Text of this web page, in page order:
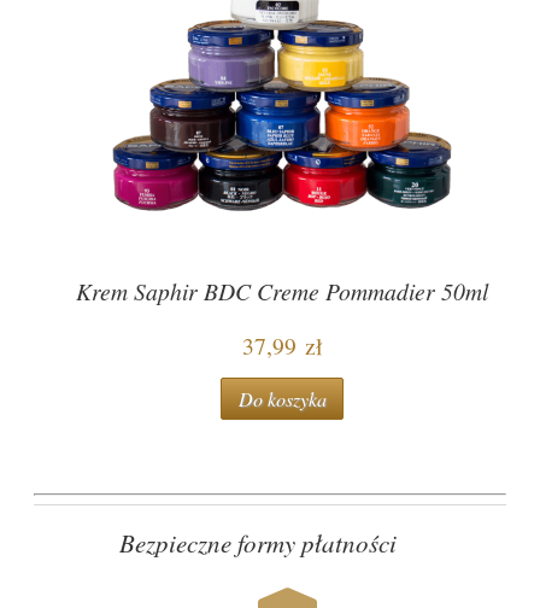
Krem Saphir BDC Creme Pommadier 50ml
37,99 zł
Do koszyka
Bezpieczne formy płatności